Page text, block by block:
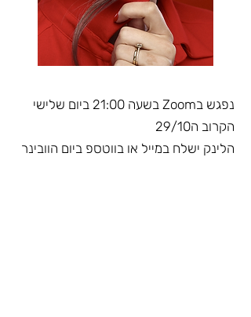
נפגש בZoom בשעה 21:00 ביום שלישי
הקרוב ה29/10
הלינק ישלח במייל או בווטספ ביום הוובינר